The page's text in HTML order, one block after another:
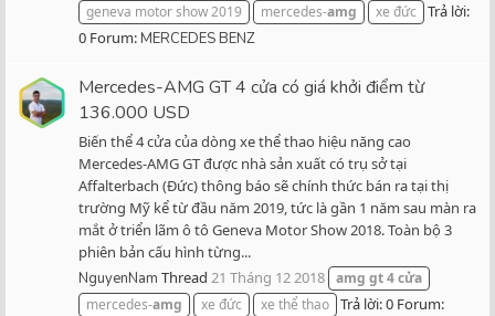
geneva motor show 2019
mercedes-amg xe đức
Trả lời:
0 Forum:MERCEDES BENZ
Mercedes-AMG GT 4 cửa có giá khởi điểm từ
136.000 USD
Biến thể 4 cửa của dòng xe thể thao hiệu năng cao
Mercedes-AMG GT được nhà sản xuất có trụ sở tại
Affalterbach (Đức) thông báo sẽ chính thức bán ra tại thị
trường Mỹ kể từ đầu năm 2019, tức là gần 1 năm sau màn ra
mắt ở triển lãm ô tô Geneva Motor Show 2018. Toàn bộ 3
phiên bản cấu hình từng...
NguyenNam Thread 21 Tháng 12 2018 amg gt4cửa
mercedes-amg xe đức xe thể thao Trả lời: 0 Forum: